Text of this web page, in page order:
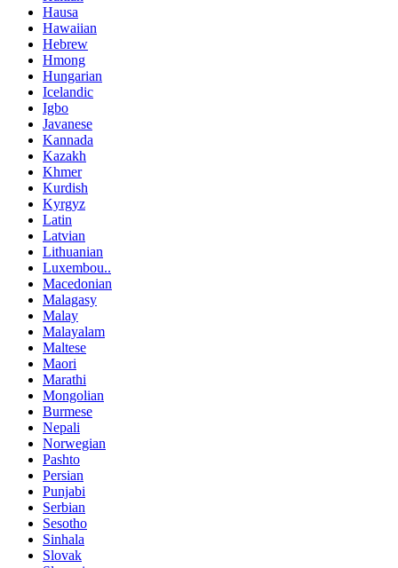
Hausa
Hawaiian
Hebrew
Hmong
Hungarian
Icelandic
Igbo
Javanese
Kannada
Kazakh
Khmer
Kurdish
Kyrgyz
Latin
Latvian
Lithuanian
Luxembou..
Macedonian
Malagasy
Malay
Malayalam
Maltese
Maori
Marathi
Mongolian
Burmese
Nepali
Norwegian
Pashto
Persian
Punjabi
Serbian
Sesotho
Sinhala
Slovak